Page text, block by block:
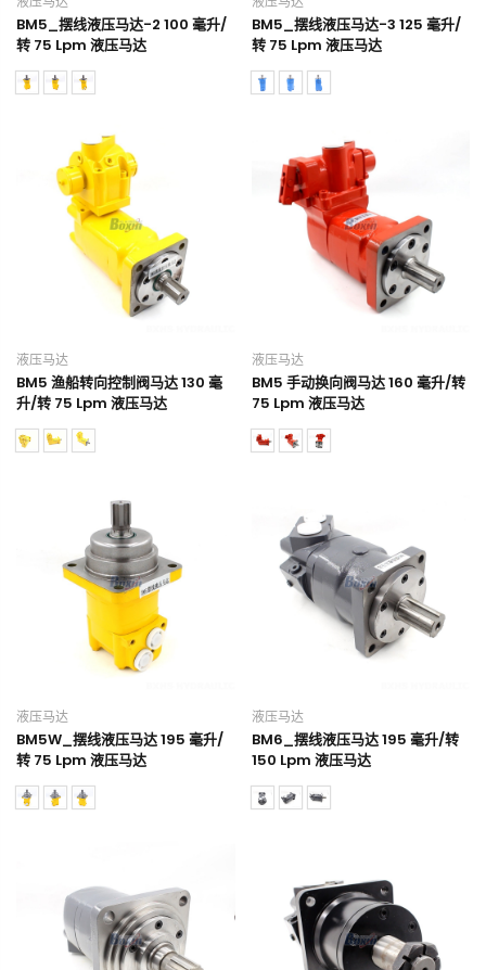
BM5_摆线液压马达-2 100 毫升/
转 75 Lpm 液压马达
BM5_摆线液压马达-3 125 毫升/
转 75 Lpm 液压马达
液压马达
BM5 渔船转向控制阀马达 130 毫
升/转 75 Lpm 液压马达
液压马达
BM5 手动换向阀马达 160 毫升/转
75 Lpm 液压马达
液压马达
BM5W_摆线液压马达 195 毫升/
转 75 Lpm 液压马达
液压马达
BM6_摆线液压马达 195 毫升/转
150 Lpm 液压马达